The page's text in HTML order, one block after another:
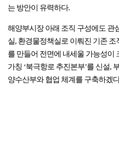
는 방안이 유력하다.
해양부시장 아래 조직 구성에도 관
실, 환경물정책실로 이뤄진 기존
를 만들어 전면에 내세울 가능성이
가칭 ‘북극항로 추진본부’를 신설,
양수산부와 협업 체계를 구축하겠